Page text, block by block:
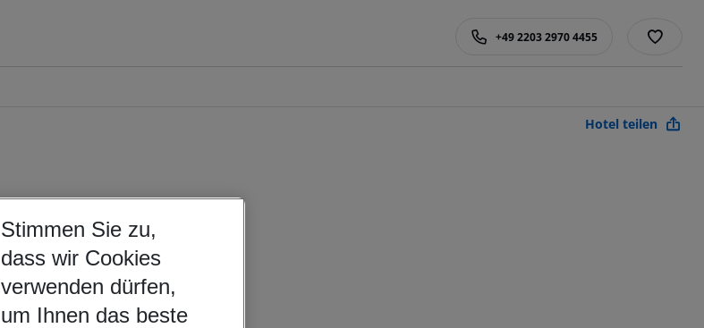
+49 2203 2970 4455
Hotel teilen
Stimmen Sie zu,
dass wir Cookies
verwenden dürfen,
um Ihnen das beste